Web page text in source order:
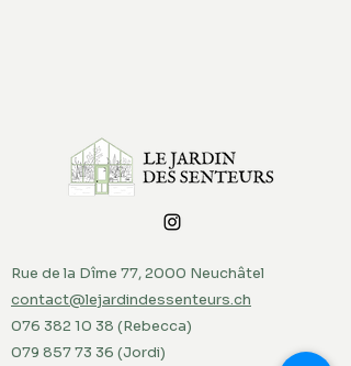
Rue de la Dîme 77, 2000 Neuchâtel
contact@lejardindessenteurs.ch
076 382 10 38 (Rebecca)
079 857 73 36 (Jordi)